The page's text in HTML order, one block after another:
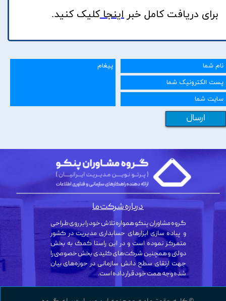
برای دریافت کامل خبر اینجاکلیک کنید.
ارسال
گروه مشاوران پنکو همواره تلاش خود را بر روی طراحی
و پیاده سازی ابزارهای حسابداری مدیریت در کشور
متمرکز نموده است و در این راستا کمک به بخش
دولتی و همچنین شرکت‌های کلیدی بخش خصوصی را
جهت ارتقای سطح دانش سازمانی در حوزه‌های بیان
شده وجه همت خود قرار داده است.
درباره شرکت ما